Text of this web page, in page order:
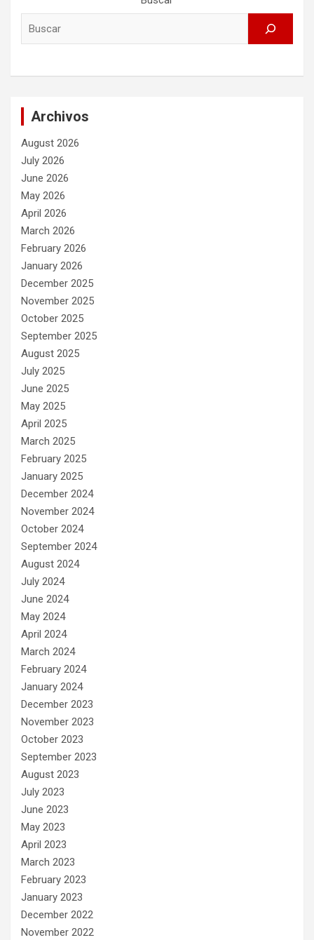
Archivos
August 2026
July 2026
June 2026
May 2026
April 2026
March 2026
February 2026
January 2026
December 2025
November 2025
October 2025
September 2025
August 2025
July 2025
June 2025
May 2025
April 2025
March 2025
February 2025
January 2025
December 2024
November 2024
October 2024
September 2024
August 2024
July 2024
June 2024
May 2024
April 2024
March 2024
February 2024
January 2024
December 2023
November 2023
October 2023
September 2023
August 2023
July 2023
June 2023
May 2023
April 2023
March 2023
February 2023
January 2023
December 2022
November 2022